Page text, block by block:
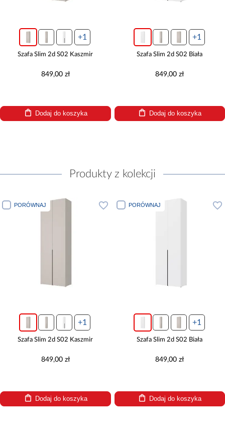
+1
Szafa Slim 2d S02 Kaszmir
849,00 zł
Dodaj do koszyka
+1
Szafa Slim 2d S02 Biała
849,00 zł
Dodaj do koszyka
Produkty z kolekcji
PORÓWNAJ
+1
Szafa Slim 2d S02 Kaszmir
849,00 zł
Dodaj do koszyka
PORÓWNAJ
+1
Szafa Slim 2d S02 Biała
849,00 zł
Dodaj do koszyka